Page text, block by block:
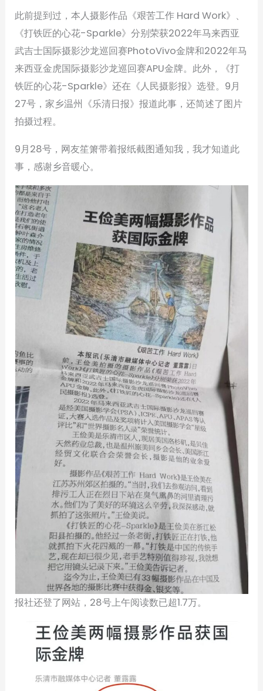
此前提到过，本人摄影作品《艰苦工作 Hard Work》、
《打铁匠的心花-Sparkle》分别荣获2022年马来西亚
武吉士国际摄影沙龙巡回赛PhotoVivo金牌和2022年马
来西亚金虎国际摄影沙龙巡回赛APU金牌。此外，《打
铁匠的心花-Sparkle》还在《人民摄影报》选登。9月
27号，家乡温州《乐清日报》报道此事，还简述了图片
拍摄过程。
9月28号，网友笙箫带着报纸截图通知我，我才知道此
事，感谢乡音暖心。
报社还登了网站，28号上午阅读数已超1.7万。